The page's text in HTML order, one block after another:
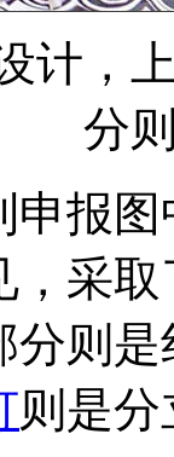
计，
分
报图
，采
分则
则是